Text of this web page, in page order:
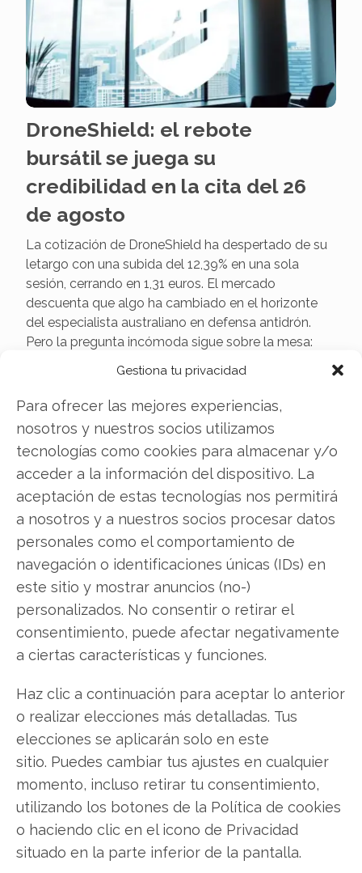
Gestiona tu privacidad
Para ofrecer las mejores experiencias,
nosotros y nuestros socios utilizamos
tecnologías como cookies para almacenar y/o
acceder a la información del dispositivo. La
aceptación de estas tecnologías nos permitirá
a nosotros y a nuestros socios procesar datos
personales como el comportamiento de
navegación o identificaciones únicas (IDs) en
este sitio y mostrar anuncios (no-)
personalizados. No consentir o retirar el
consentimiento, puede afectar negativamente
a ciertas características y funciones.
Haz clic a continuación para aceptar lo anterior
o realizar elecciones más detalladas. Tus
elecciones se aplicarán solo en este
sitio. Puedes cambiar tus ajustes en cualquier
momento, incluso retirar tu consentimiento,
utilizando los botones de la Política de cookies
o haciendo clic en el icono de Privacidad
situado en la parte inferior de la pantalla.
DroneShield: el rebote
bursátil se juega su
credibilidad en la cita del 26
de agosto
La cotización de DroneShield ha despertado de su
letargo con una subida del 12,39% en una sola
sesión, cerrando en 1,31 euros. El mercado
descuenta que algo ha cambiado en el horizonte
del especialista australiano en defensa antidrón.
Pero la pregunta incómoda sigue sobre la mesa:
DroneShield: el doble rebote
bursátil se topa con la prueba
de fuego de los márgenes
La cotización de DroneShield encadena dos
una subida del 11,21% el martes que se suma al
repunte del día anterior. Sin embargo, este impulso
comprador no logra ocultar la contradicción que
define al fabricante australiano de sistemas
antidrón: mientras la cartera de pedidos marca…